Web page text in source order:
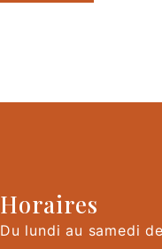
Horaires
Du lundi au samedi